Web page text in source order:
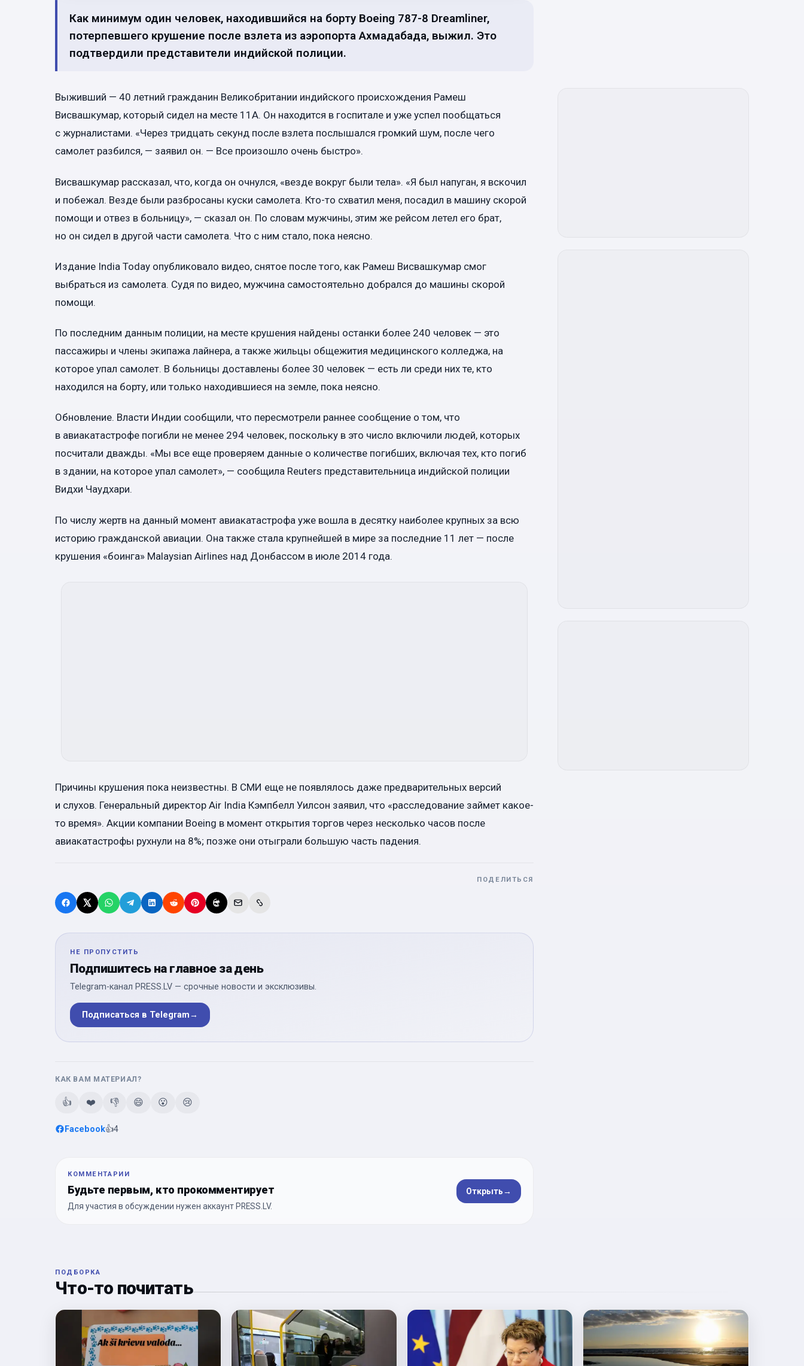
Как минимум один человек, находившийся на борту Boeing 787-8 Dreamliner,
потерпевшего крушение после взлета из аэропорта Ахмадабада, выжил. Это
подтвердили представители индийской полиции.
Выживший — 40 летний гражданин Великобритании индийского происхождения Рамеш
Висвашкумар, который сидел на месте 11A. Он находится в госпитале и уже успел пообщаться
с журналистами. «Через тридцать секунд после взлета послышался громкий шум, после чего
самолет разбился, — заявил он. — Все произошло очень быстро».
Висвашкумар рассказал, что, когда он очнулся, «везде вокруг были тела». «Я был напуган, я вскочил
и побежал. Везде были разбросаны куски самолета. Кто-то схватил меня, посадил в машину скорой
помощи и отвез в больницу», — сказал он. По словам мужчины, этим же рейсом летел его брат,
но он сидел в другой части самолета. Что с ним стало, пока неясно.
Издание India Today опубликовало видео, снятое после того, как Рамеш Висвашкумар смог
выбраться из самолета. Судя по видео, мужчина самостоятельно добрался до машины скорой
помощи.
По последним данным полиции, на месте крушения найдены останки более 240 человек — это
пассажиры и члены экипажа лайнера, а также жильцы общежития медицинского колледжа, на
которое упал самолет. В больницы доставлены более 30 человек — есть ли среди них те, кто
находился на борту, или только находившиеся на земле, пока неясно.
Обновление. Власти Индии сообщили, что пересмотрели раннее сообщение о том, что
в авиакатастрофе погибли не менее 294 человек, поскольку в это число включили людей, которых
посчитали дважды. «Мы все еще проверяем данные о количестве погибших, включая тех, кто погиб
в здании, на которое упал самолет», — сообщила Reuters представительница индийской полиции
Видхи Чаудхари.
По числу жертв на данный момент авиакатастрофа уже вошла в десятку наиболее крупных за всю
историю гражданской авиации. Она также стала крупнейшей в мире за последние 11 лет — после
крушения «боинга» Malaysian Airlines над Донбассом в июле 2014 года.
Причины крушения пока неизвестны. В СМИ еще не появлялось даже предварительных версий
и слухов. Генеральный директор Air India Кэмпбелл Уилсон заявил, что «расследование займет какое-
то время». Акции компании Boeing в момент открытия торгов через несколько часов после
авиакатастрофы рухнули на 8%; позже они отыграли большую часть падения.
ПОДЕЛИТЬСЯ
НЕ ПРОПУСТИТЬ
Подпишитесь на главное за день
Telegram-канал PRESS.LV — срочные новости и эксклюзивы.
Подписаться в Telegram→
КАК ВАМ МАТЕРИАЛ?
👍 ❤️ 👎 😄 😮 😢
Facebook👍4
КОММЕНТАРИИ
Будьте первым, кто прокомментирует
Для участия в обсуждении нужен аккаунт PRESS.LV.
Открыть→
ПОДБОРКА
Что-то почитать